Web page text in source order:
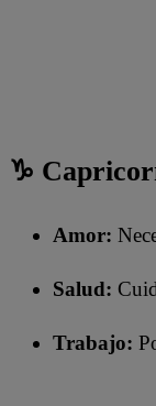
♑
Amor:
Salud:
Trabajo: